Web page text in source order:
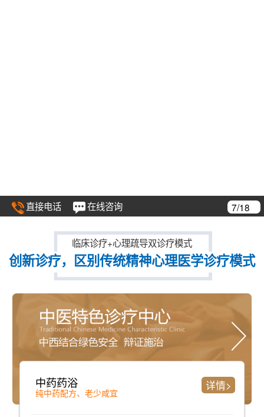
直接电话 在线咨询 8/18
临床诊疗+心理疏导双诊疗模式
创新诊疗，区别传统精神心理医学诊疗模式
中药药浴
纯中药配方、老少咸宜
详情>